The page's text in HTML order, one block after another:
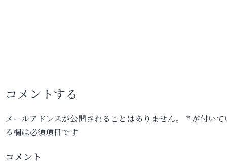
コメントする
メールアドレスが公開されることはありません。 *が付いて
る欄は必須項目です
コメント